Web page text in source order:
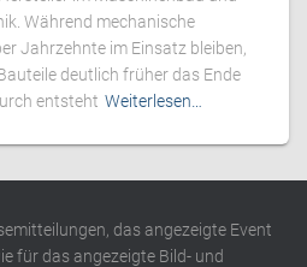
Während mechanische
Jahrzehnte im Einsatz bleiben,
deutlich früher das Ende
entsteht Weiterlesen…
das angezeigte Event
für das angezeigte Bild- und